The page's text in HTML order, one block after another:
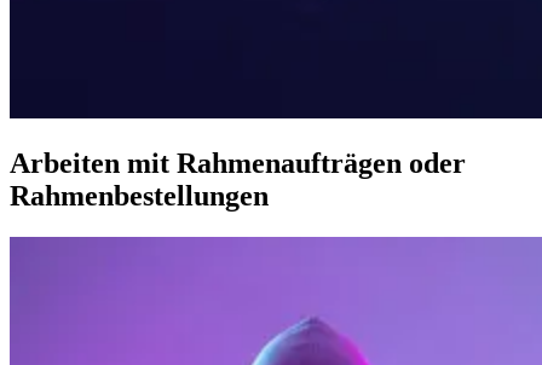
Arbeiten mit Rahmenaufträgen oder
Rahmenbestellungen